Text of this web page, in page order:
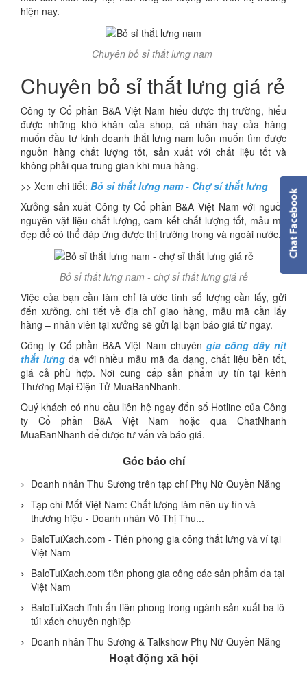
hiện nay.
Chuyên bỏ sỉ thắt lưng nam
Chuyên bỏ sỉ thắt lưng giá rẻ
Công ty Cổ phần B&A Việt Nam hiểu được thị trường, hiểu
được những khó khăn của shop, cá nhân hay của hàng
muốn đầu tư kinh doanh thắt lưng nam luôn muốn tìm được
nguồn hàng chất lượng tốt, sản xuất với chất liệu tốt và
không phải qua trung gian khi mua hàng.
>> Xem chi tiết: Bỏ sỉ thắt lưng nam - Chợ sỉ thắt lưng
Xưởng sản xuất Công ty Cổ phần B&A Việt Nam với nguồn
nguyên vật liệu chất lượng, cam kết chất lượng tốt, mẫu mã
đẹp để có thể đáp ứng được thị trường trong và ngoài nước.
Bỏ sỉ thắt lưng nam - chợ sỉ thắt lưng giá rẻ
Việc của bạn cần làm chỉ là ước tính số lượng cần lấy, gửi
đến xưởng, chi tiết về địa chỉ giao hàng, mẫu mã cần lấy
hàng – nhân viên tại xưởng sẽ gửi lại bạn báo giá từ ngay.
Công ty Cổ phần B&A Việt Nam chuyên gia công dây nịt
thắt lưngda với nhiều mẫu mã đa dạng, chất liệu bền tốt,
giá cả phù hợp. Nơi cung cấp sản phẩm uy tín tại kênh
Thương Mại Điện Tử MuaBanNhanh.
Quý khách có nhu cầu liên hệ ngay đến số Hotline của Công
ty Cổ phần B&A Việt Nam hoặc qua ChatNhanh
MuaBanNhanh để được tư vấn và báo giá.
Góc báo chí
Doanh nhân Thu Sương trên tạp chí Phụ Nữ Quyền Năng
Tạp chí Mốt Việt Nam: Chất lượng làm nên uy tín và
thương hiệu - Doanh nhân Võ Thị Thu...
BaloTuiXach.com - Tiên phong gia công thắt lưng và ví tại
Việt Nam
BaloTuiXach.com tiên phong gia công các sản phẩm da tại
Việt Nam
BaloTuiXach lĩnh ấn tiên phong trong ngành sản xuất ba lô
túi xách chuyên nghiệp
Doanh nhân Thu Sương & Talkshow Phụ Nữ Quyền Năng
Hoạt động xã hội